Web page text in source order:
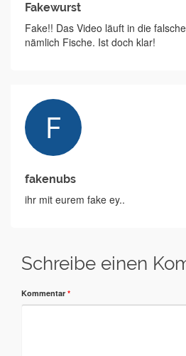
Fakewurst
Fake!! Das Video läuft in die
nämlich Fische. Ist doch klar!
fakenubs
ihr mit eurem fake ey..
Schreibe einen
Kommentar *